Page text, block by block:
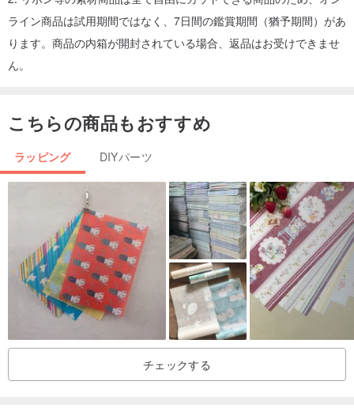
ライン商品は試用期間ではなく、7日間の鑑賞期間（猶予期間）があ
ります。商品の内箱が開封されている場合、返品はお受けできませ
ん。
こちらの商品もおすすめ
ラッピング DIYパーツ
チェックする